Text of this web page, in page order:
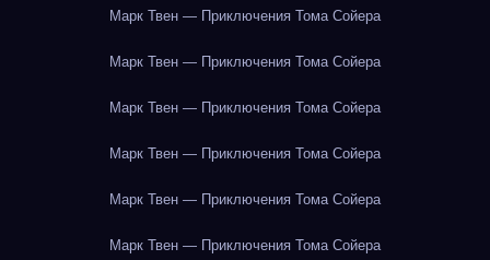
Марк Твен — Приключения Тома Сойера
Марк Твен — Приключения Тома Сойера
Марк Твен — Приключения Тома Сойера
Марк Твен — Приключения Тома Сойера
Марк Твен — Приключения Тома Сойера
Марк Твен — Приключения Тома Сойера